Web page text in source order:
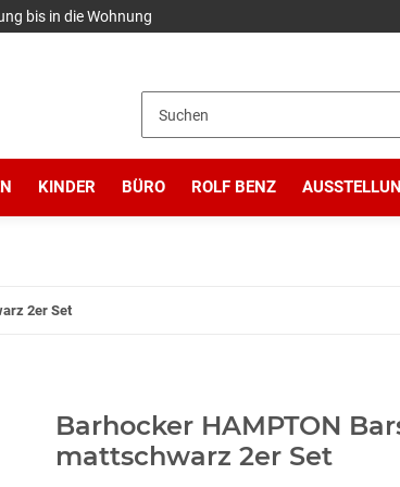
bis in die Wohnung
KINDER BÜRO ROLF BENZ
2er Set
Barhocker HAMPTON
mattschwarz 2er Set